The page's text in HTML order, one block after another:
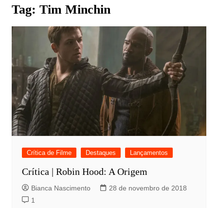
Tag: Tim Minchin
Crítica de Filme Destaques Lançamentos
Crítica | Robin Hood: A Origem
Bianca Nascimento
28 de novembro de 2018
1